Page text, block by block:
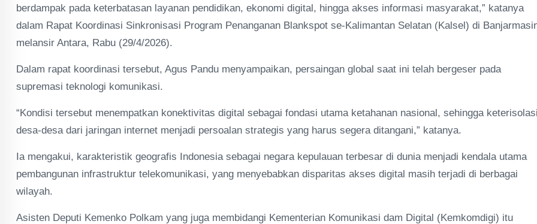
berdampak pada keterbatasan layanan pendidikan, ekonomi digital, hingga akses informasi masyarakat,” katanya
dalam Rapat Koordinasi Sinkronisasi Program Penanganan Blankspot se-Kalimantan Selatan (Kalsel) di
melansir Antara, Rabu (29/4/2026).
Dalam rapat koordinasi tersebut, Agus Pandu menyampaikan, persaingan global saat ini telah bergeser pada
supremasi teknologi komunikasi.
“Kondisi tersebut menempatkan konektivitas digital sebagai fondasi utama ketahanan nasional, sehingga
desa-desa dari jaringan internet menjadi persoalan strategis yang harus segera ditangani,” katanya.
Ia mengakui, karakteristik geografis Indonesia sebagai negara kepulauan terbesar di dunia menjadi kendala utama
pembangunan infrastruktur telekomunikasi, yang menyebabkan disparitas akses digital masih terjadi di berbagai
wilayah.
Asisten Deputi Kemenko Polkam yang juga membidangi Kementerian Komunikasi dam Digital (Kemkomdigi) itu